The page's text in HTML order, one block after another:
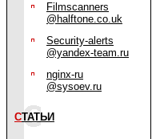
Filmscanners
@halftone.co.uk
Security-alerts
@yandex-team.ru
nginx-ru
@sysoev.ru
СТАТЬИ